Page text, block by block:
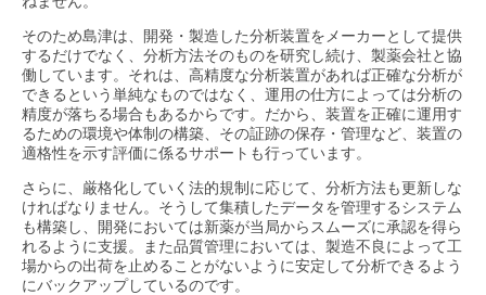
そのため島津は、開発・製造した分析装置をメーカーとして提供
するだけでなく、分析方法そのものを研究し続け、製薬会社と協
働しています。それは、高精度な分析装置があれば正確な分析が
できるという単純なものではなく、運用の仕方によっては分析の
精度が落ちる場合もあるからです。だから、装置を正確に運用す
るための環境や体制の構築、その証跡の保存・管理など、装置の
適格性を示す評価に係るサポートも行っています。
さらに、厳格化していく法的規制に応じて、分析方法も更新しな
ければなりません。そうして集積したデータを管理するシステム
も構築し、開発においては新薬が当局からスムーズに承認を得ら
れるように支援。また品質管理においては、製造不良によって工
場からの出荷を止めることがないように安定して分析できるよう
にバックアップしているのです。